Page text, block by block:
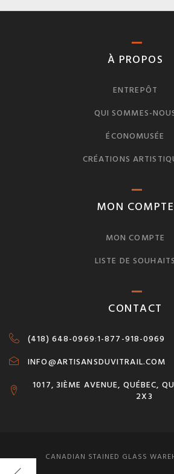
À PROPOS
ENTREPÔT
QUI SOMMES-
ÉCONOMUSÉE
CRÉATIONS
MON COMPTE
MON COMPTE
LISTE DE SOUHAITS
CONTACT
(418) 648-0969:1-877-918-0969
INFO@ARTISANSDUVITRAIL.COM
1017, 3IÈME AVENUE, QUÉBEC,
2X3
CANADIAN STAINED GLASS